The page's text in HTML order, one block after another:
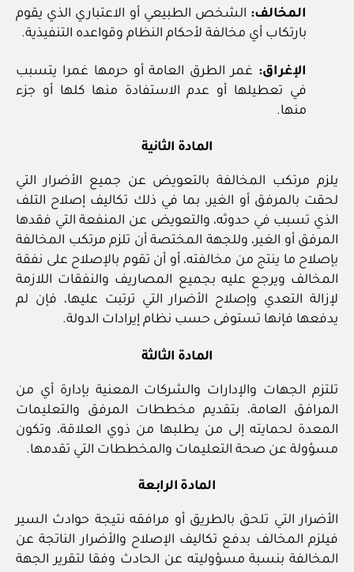
المخالف: الشخص الطبيعي أو الاعتباري الذي يقوم
بارتكاب أي مخالفة لأحكام النظام وقواعده التنفيذية.
الإغراق: غمر الطرق العامة أو حرمها غمرا يتسبب
في تعطيلها أو عدم الاستفادة منها كلها أو جزء
منها.
المادة الثانية
يلزم مرتكب المخالفة بالتعويض عن جميع الأضرار التي
لحقت بالمرفق أو الغير، بما في ذلك تكاليف إصلاح التلف
الذي تسبب في حدوثه، والتعويض عن المنفعة التي فقدها
المرفق أو الغير، وللجهة المختصة أن تلزم مرتكب المخالفة
بإصلاح ما ينتج من مخالفته، أو أن تقوم بالإصلاح على نفقة
المخالف ويرجع عليه بجميع المصاريف والنفقات اللازمة
لإزالة التعدي وإصلاح الأضرار التي ترتبت عليها، فإن لم
يدفعها فإنها تستوفى حسب نظام إيرادات الدولة.
المادة الثالثة
تلتزم الجهات والإدارات والشركات المعنية بإدارة أي من
المرافق العامة، بتقديم مخططات المرفق والتعليمات
المعدة لحمايته إلى من يطلبها من ذوي العلاقة، وتكون
مسؤولة عن صحة التعليمات والمخططات التي تقدمها.
المادة الرابعة
الأضرار التي تلحق بالطريق أو مرافقه نتيجة حوادث السير
فيلزم المخالف بدفع تكاليف الإصلاح والأضرار الناتجة عن
المخالفة بنسبة مسؤوليته عن الحادث وفقا لتقرير الجهة